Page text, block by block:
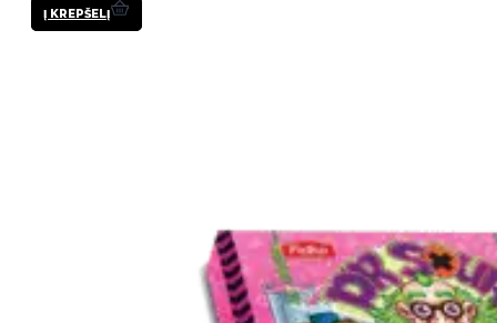
Į KREPŠELĮ